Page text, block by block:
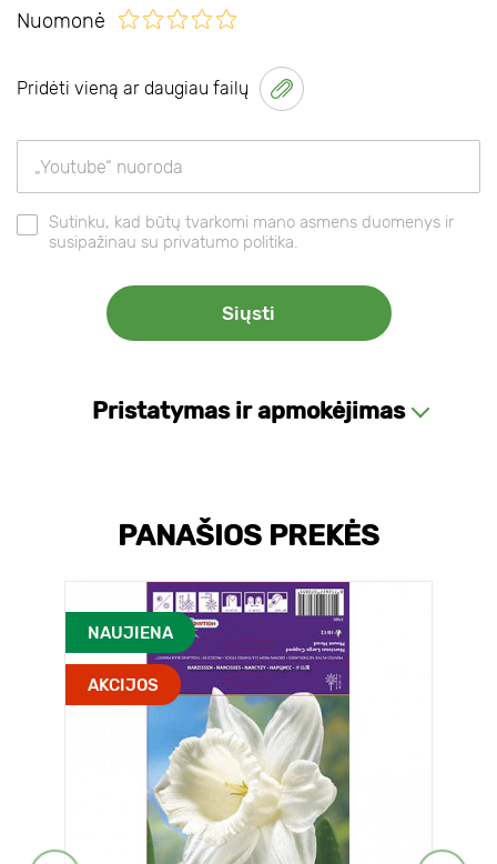
Nuomonė
Pridėti vieną ar daugiau failų
Sutinku, kad būtų tvarkomi mano asmens duomenys ir
susipažinau su privatumo politika.
Pristatymas ir apmokėjimas
PANAŠIOS PREKĖS
NAUJIENA
AKCIJOS